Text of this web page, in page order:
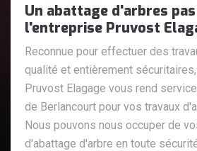
Un abattage d'arbres
l'entreprise Pruvost
Reconnue pour effectuer des
qualité et entièrement
Pruvost Elagage vous rend
de Berlancourt pour vos travaux
Nous pouvons nous occuper de
d'abattage d'arbre en toute